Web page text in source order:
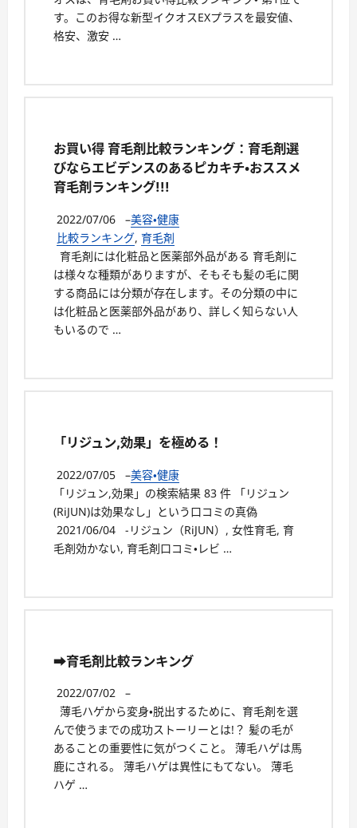
す。このお得な新型イクオスEXプラスを最安値、
格安、激安 …
お買い得 育毛剤比較ランキング：育毛剤選
びならエビデンスのあるピカキチ・おススメ
育毛剤ランキング!!!
2022/07/06 –美容・健康
比較ランキング, 育毛剤
育毛剤には化粧品と医薬部外品がある 育毛剤に
は様々な種類がありますが、そもそも髪の毛に関
する商品には分類が存在します。その分類の中に
は化粧品と医薬部外品があり、詳しく知らない人
もいるので …
「リジュン,効果」を極める！
2022/07/05 –美容・健康
「リジュン,効果」の検索結果 83 件 「リジュン
(RiJUN)は効果なし」という口コミの真偽
2021/06/04 -リジュン（RiJUN）, 女性育毛, 育
毛剤効かない, 育毛剤口コミ・レビ …
➡育毛剤比較ランキング
2022/07/02
–
薄毛ハゲから変身・脱出するために、育毛剤を選
んで使うまでの成功ストーリーとは!？ 髪の毛が
あることの重要性に気がつくこと。 薄毛ハゲは馬
鹿にされる。 薄毛ハゲは異性にもてない。 薄毛
ハゲ …